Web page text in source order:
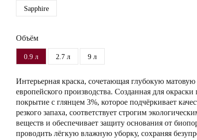
Sapphire
Объём
0.9 л 2.7 л 9 л
Интерьерная краска, сочетающая глубокую
европейского производства. Созданная для
покрытие с глянцем 3%, которое подчёркивает
резкого запаха, соответствует строгим
веществ и обеспечивает защиту основания от
проводить лёгкую влажную уборку, сохраняя